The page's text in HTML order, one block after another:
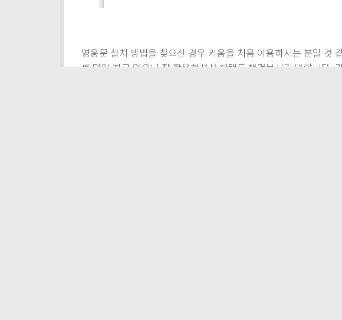
영웅문 설치 방법을 찾으신 경우 키움을 처음 이용하시는 분일 것
를 많이 하고 있으니 잘 활용하셔서 헤택도 챙겨보시기 바랍니다.